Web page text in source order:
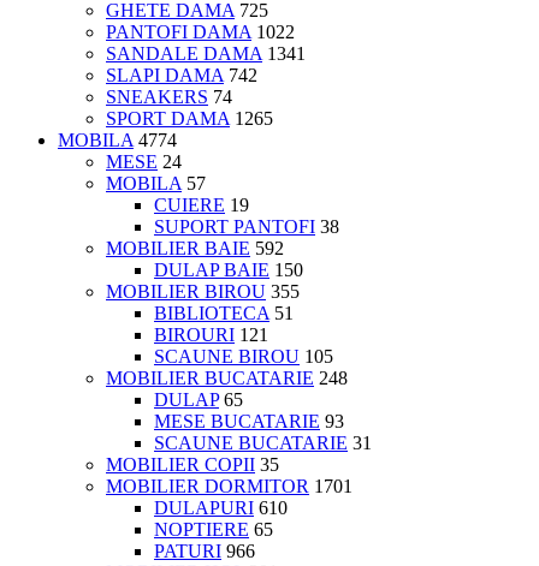
GHETE DAMA 725
PANTOFI DAMA 1022
SANDALE DAMA 1341
SLAPI DAMA 742
SNEAKERS 74
SPORT DAMA 1265
MOBILA 4774
MESE 24
MOBILA 57
CUIERE 19
SUPORT PANTOFI 38
MOBILIER BAIE 592
DULAP BAIE 150
MOBILIER BIROU 355
BIBLIOTECA 51
BIROURI 121
SCAUNE BIROU 105
MOBILIER BUCATARIE 248
DULAP 65
MESE BUCATARIE 93
SCAUNE BUCATARIE 31
MOBILIER COPII 35
MOBILIER DORMITOR 1701
DULAPURI 610
NOPTIERE 65
PATURI 966